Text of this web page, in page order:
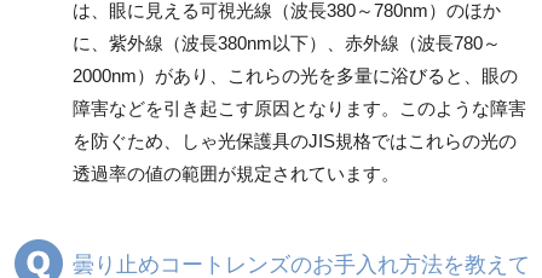
は、眼に見える可視光線（波長380～780nm）のほか
に、紫外線（波長380nm以下）、赤外線（波長780～
2000nm）があり、これらの光を多量に浴びると、眼の
障害などを引き起こす原因となります。このような障害
を防ぐため、しゃ光保護具のJIS規格ではこれらの光の
透過率の値の範囲が規定されています。
曇り止めコートレンズのお手入れ方法を教えて